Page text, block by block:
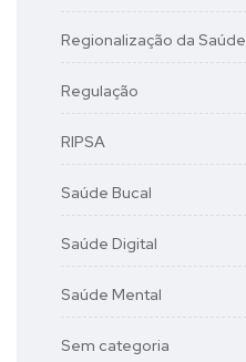
Regionalização da Saúde
Regulação
RIPSA
Saúde Bucal
Saúde Digital
Saúde Mental
Sem categoria